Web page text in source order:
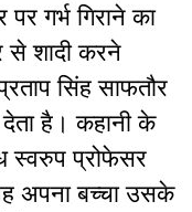
गर्भ गिराने का
से शादी करने
सिंह साफतौर
है। कहानी के
स्वरुप प्रोफेसर
अपना बच्चा उसके